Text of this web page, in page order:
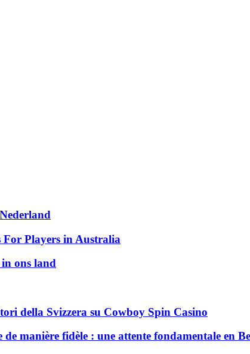
Players in Australia
ons land
della Svizzera su Cowboy Spin Casino
manière fidèle : une attente fondamentale en